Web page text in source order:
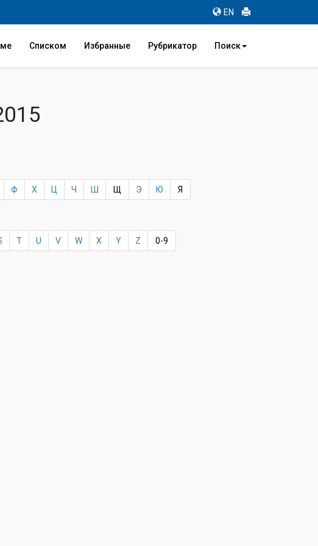
EN
Списком Избранные Рубрикатор Поиск
Ф Х Ц Ч Ш Щ Э Ю Я
T U V W X Y Z 0-9